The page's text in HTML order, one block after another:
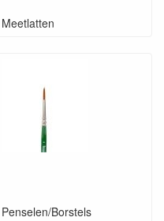
Meetlatten
Penselen/Borstels